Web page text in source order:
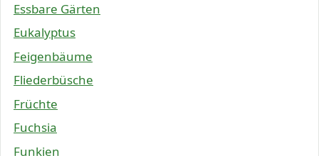
Essbare Gärten
Eukalyptus
Feigenbäume
Fliederbüsche
Früchte
Fuchsia
Funkien